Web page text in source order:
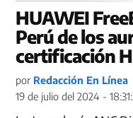
HUAWEI
Perú de los
certificación
por Redacción En Línea
19 de julio del 2024 -